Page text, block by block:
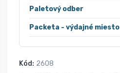
Paletový odber
Packeta - výdajné miesto
Kód: 2608